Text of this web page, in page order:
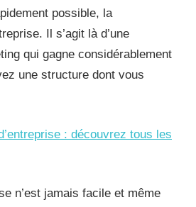
possible, la
Il s’agit là d’une
qui gagne considérablement
une structure dont vous
: découvrez tous les
n’est jamais facile et même